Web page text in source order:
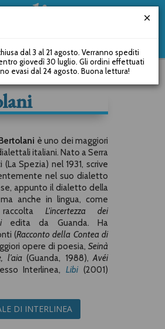
è uno dei maggiori
italiani. Nato a Serra
(La Spezia) nel 1931, scrive
nel suo dialetto
appunto il dialetto della
anche in lingua, come
raccoltaL'incertezza dei
edita da Guanda. Ha
(Racconto della Contea di
opere di poesia, Seinà
l’aia(Guanda, 1988),Avéi
Interlinea,Libi(2001)
DI INTERLINEA
dal 3 al 21 agosto. Verranno spediti
giovedì 30 luglio. Gli ordini effettuati
evasi dal 24 agosto. Buona lettura!